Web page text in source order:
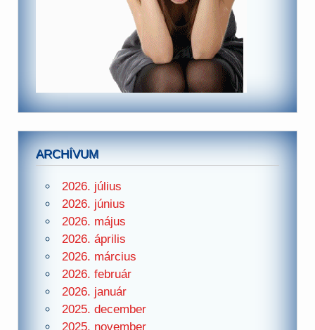
ARCHÍVUM
2026. július
2026. június
2026. május
2026. április
2026. március
2026. február
2026. január
2025. december
2025. november